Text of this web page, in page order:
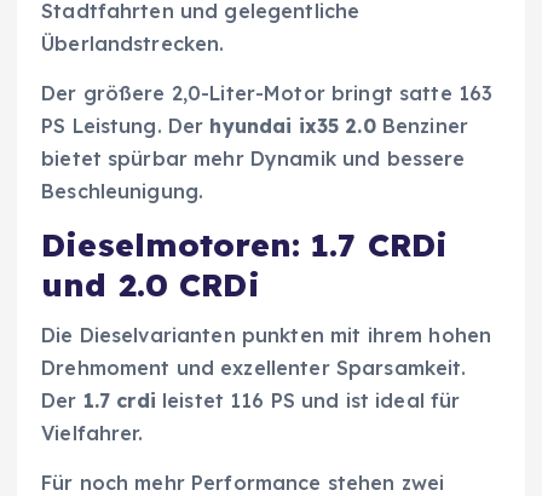
Stadtfahrten und gelegentliche
Überlandstrecken.
Der größere 2,0-Liter-Motor bringt satte 163
PS Leistung. Der hyundai ix35 2.0Benziner
bietet spürbar mehr Dynamik und bessere
Beschleunigung.
Dieselmotoren: 1.7 CRDi
und 2.0 CRDi
Die Dieselvarianten punkten mit ihrem hohen
Drehmoment und exzellenter Sparsamkeit.
Der 1.7 crdi leistet 116 PS und ist ideal für
Vielfahrer.
Für noch mehr Performance stehen zwei